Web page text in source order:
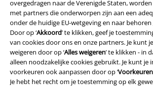
overgedragen naar de Verenigde Staten,
met partners die onderworpen zijn aan een
onder de huidige EU-wetgeving en naar
Door op ‘Akkoord’ te klikken, geef je
van cookies door ons en onze partners. Je kunt
weigeren door op ‘Alles weigeren’ te klikken - in
alleen noodzakelijke cookies gebruikt. Je kunt je
voorkeuren ook aanpassen door op ‘
Je hebt het recht om je toestemming op elk
Beveiliging